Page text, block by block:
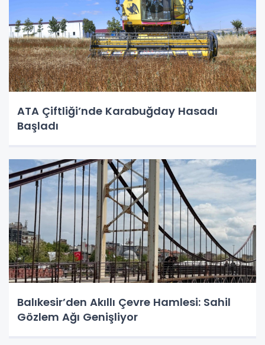
ATA Çiftliği’nde Karabuğday Hasadı
Başladı
Balıkesir’den Akıllı Çevre Hamlesi: Sahil
Gözlem Ağı Genişliyor